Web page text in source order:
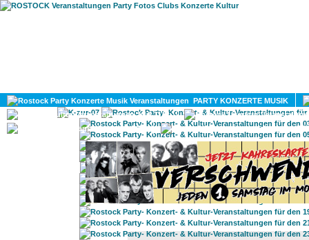
PARTY KONZERTE MUSIK
KULTUR
GAY